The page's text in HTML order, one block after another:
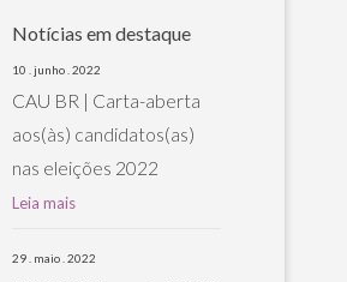
Notícias em destaque
10 . junho . 2022
CAU BR | Carta-aberta
aos(às) candidatos(as)
nas eleições 2022
Leia mais
29 . maio . 2022